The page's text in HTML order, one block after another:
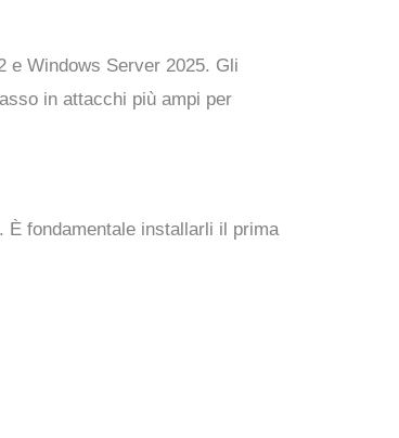
e Windows Server 2025. Gli
in attacchi più ampi per
fondamentale installarli il prima